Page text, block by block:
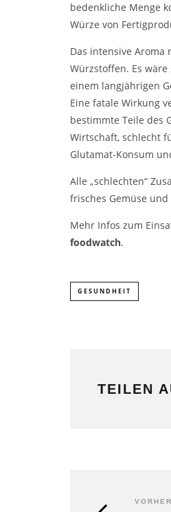
bedenkliche Menge
Würze von
Das intensive Aroma
Würzstoffen. Es
einem langjährigen
Eine fatale Wirkung
bestimmte Teile des
Wirtschaft, schlecht
Glutamat-Konsum
Alle „schlechten“
frisches Gemüse
Mehr Infos zum
foodwatch.
GESUNDHEIT
TEILEN